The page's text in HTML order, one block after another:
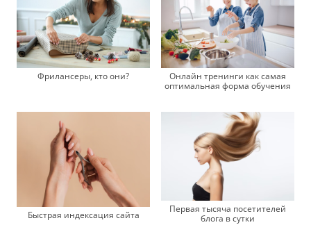
Фрилансеры, кто они?
Онлайн тренинги как самая
оптимальная форма обучения
Быстрая индексация сайта
Первая тысяча посетителей
блога в сутки